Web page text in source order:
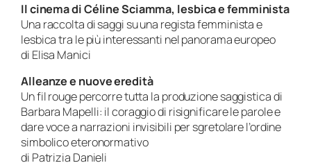
Il cinema di Céline Sciamma, lesbica e femminista
Una raccolta di saggi su una regista femminista e
lesbica tra le più interessanti nel panorama europeo
di Elisa Manici
Alleanze e nuove eredità
Un fil rouge percorre tutta la produzione saggistica di
Barbara Mapelli: il coraggio di risignificare le parole e
dare voce a narrazioni invisibili per sgretolare l’ordine
simbolico eteronormativo
di Patrizia Danieli